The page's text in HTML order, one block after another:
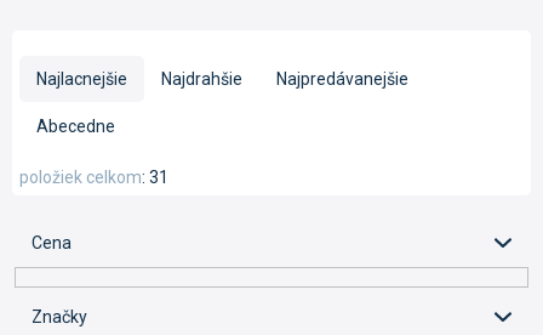
i
p
r
o
d
Najlacnejšie Najdrahšie Najpredávanejšie
Abecedne
31
položiek celkom
Cena
Značky